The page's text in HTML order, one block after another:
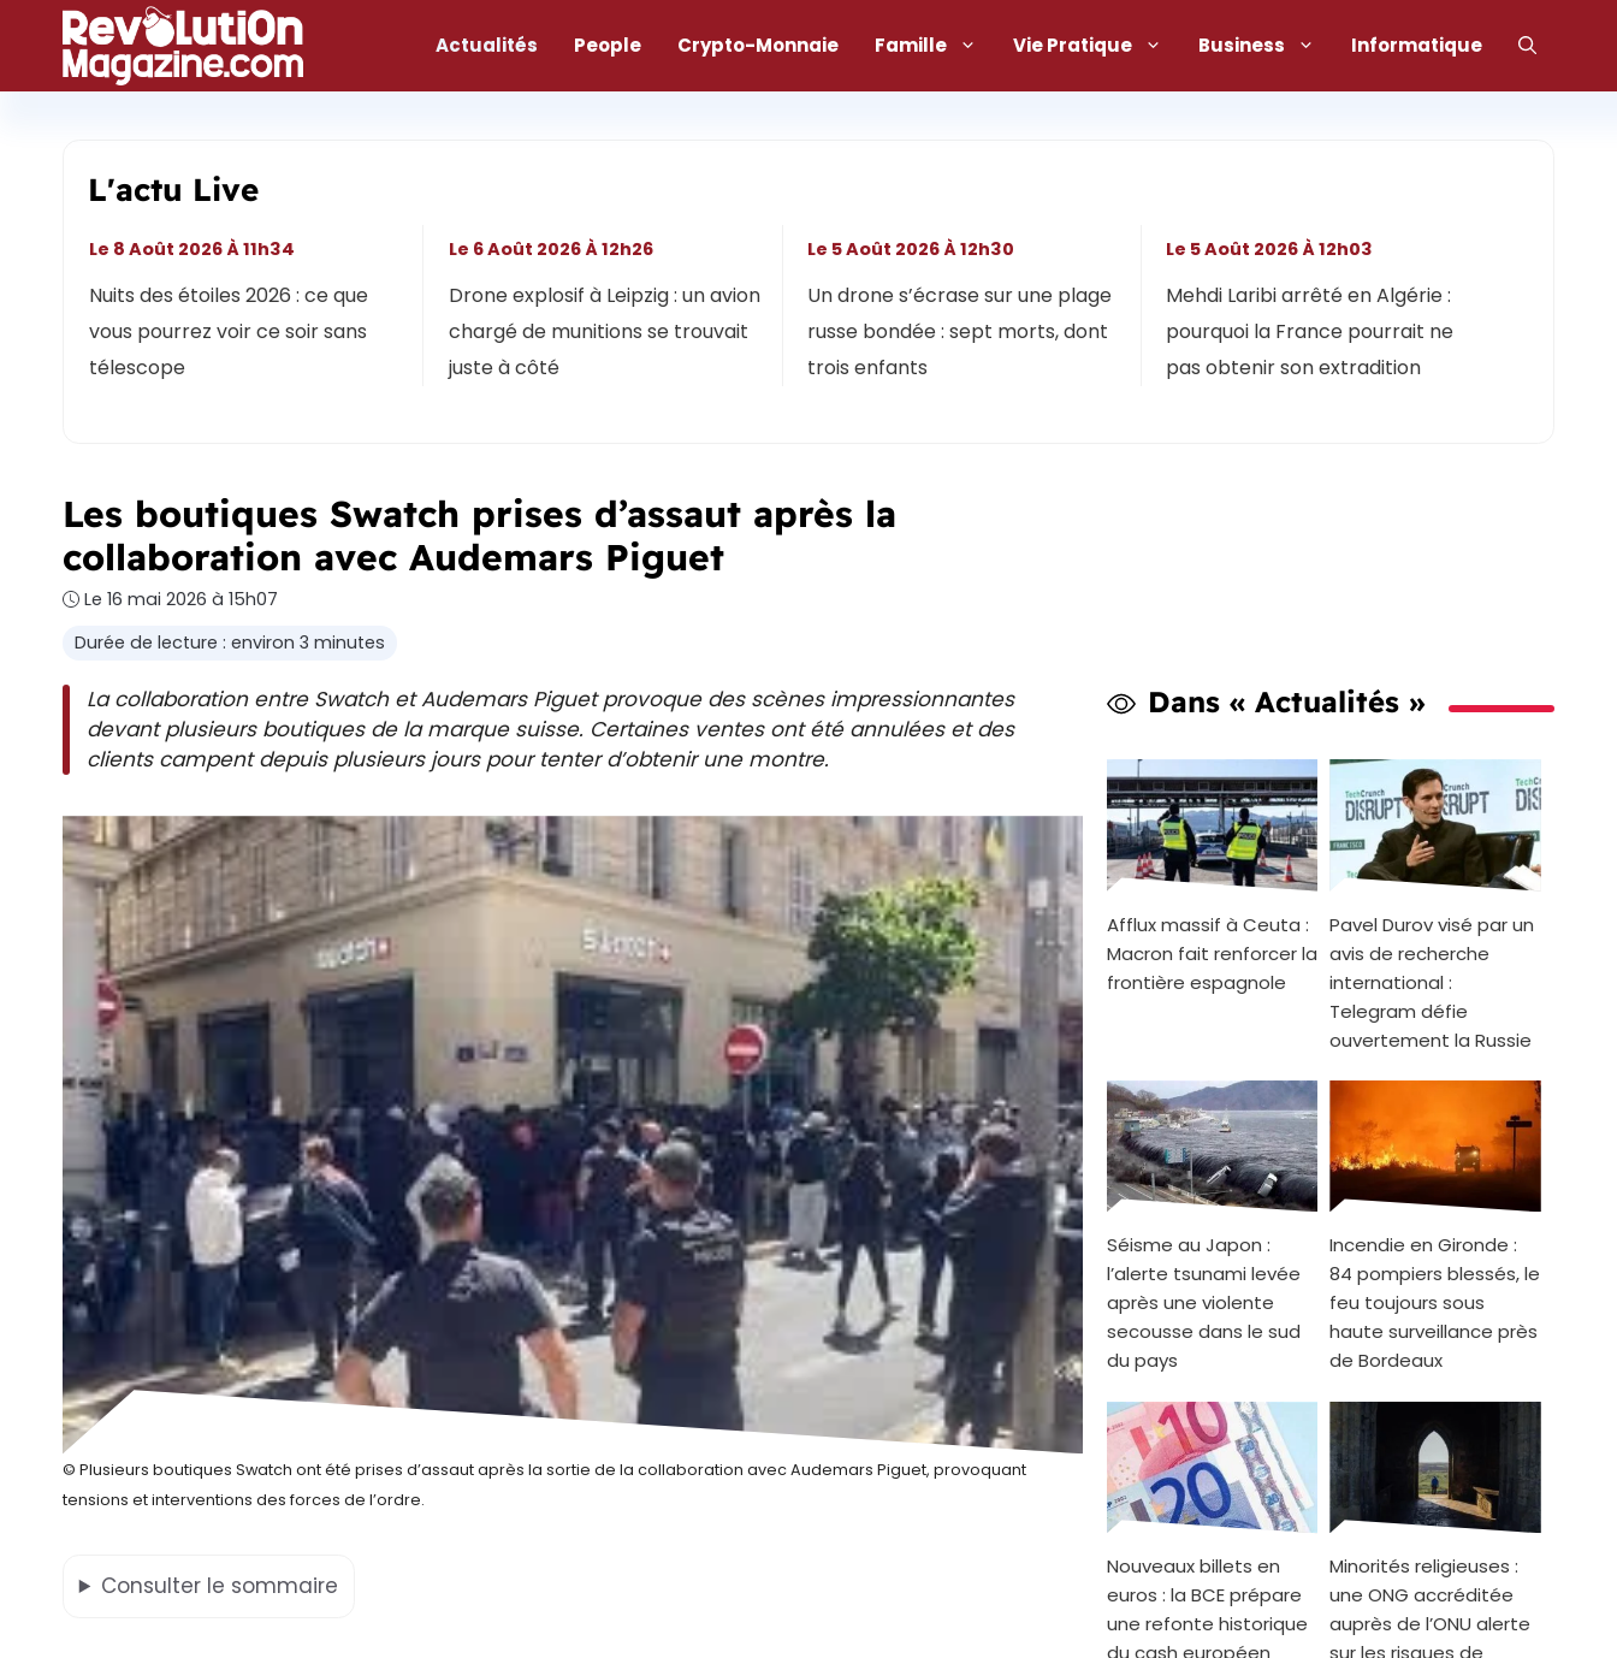
contenu
Actualités People Crypto-Monnaie Famille Vie Pratique Business Informatique
L'actu Live
Nuits des étoiles 2026 : ce que
vous pourrez voir ce soir sans
télescope
Le 8 Août 2026 À 11h34
Drone explosif à Leipzig : un avion
chargé de munitions se trouvait
juste à côté
Le 6 Août 2026 À 12h26
Un drone s’écrase sur une plage
russe bondée : sept morts, dont
trois enfants
Le 5 Août 2026 À 12h30
Mehdi Laribi arrêté en Algérie :
pourquoi la France pourrait ne
pas obtenir son extradition
Le 5 Août 2026 À 12h03
Les boutiques Swatch prises d’assaut après la
collaboration avec Audemars Piguet
Le 16 mai 2026 à 15h07
Durée de lecture : environ 3 minutes
La collaboration entre Swatch et Audemars Piguet provoque des scènes impressionnantes
devant plusieurs boutiques de la marque suisse. Certaines ventes ont été annulées et des
clients campent depuis plusieurs jours pour tenter d’obtenir une montre.
© Plusieurs boutiques Swatch ont été prises d’assaut après la sortie de la collaboration avec Audemars Piguet, provoquant
tensions et interventions des forces de l’ordre.
Consulter le sommaire
Dans « Actualités »
Afflux massif à Ceuta :
Macron fait renforcer la
frontière espagnole
Pavel Durov visé par un
avis de recherche
international :
Telegram défie
ouvertement la Russie
Séisme au Japon :
l’alerte tsunami levée
après une violente
secousse dans le sud
du pays
Incendie en Gironde :
84 pompiers blessés, le
feu toujours sous
haute surveillance près
de Bordeaux
Nouveaux billets en
euros : la BCE prépare
une refonte historique
du cash européen
Minorités religieuses :
une ONG accréditée
auprès de l’ONU alerte
sur les risques de